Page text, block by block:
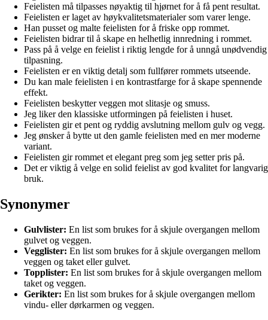
Feielisten må tilpasses nøyaktig til hjørnet for å få pent resultat.
Feielisten er laget av høykvalitetsmaterialer som varer lenge.
Han pusset og malte feielisten for å friske opp rommet.
Feielisten bidrar til å skape en helhetlig innredning i rommet.
Pass på å velge en feielist i riktig lengde for å unngå unødvendig
tilpasning.
Feielisten er en viktig detalj som fullfører rommets utseende.
Du kan male feielisten i en kontrastfarge for å skape spennende
effekt.
Feielisten beskytter veggen mot slitasje og smuss.
Jeg liker den klassiske utformingen på feielisten i huset.
Feielisten gir et pent og ryddig avslutning mellom gulv og vegg.
Jeg ønsker å bytte ut den gamle feielisten med en mer moderne
variant.
Feielisten gir rommet et elegant preg som jeg setter pris på.
Det er viktig å velge en solid feielist av god kvalitet for langvarig
bruk.
Synonymer
Gulvlister: En list som brukes for å skjule overgangen mellom
gulvet og veggen.
Vegglister: En list som brukes for å skjule overgangen mellom
veggen og taket eller gulvet.
Topplister: En list som brukes for å skjule overgangen mellom
taket og veggen.
Gerikter: En list som brukes for å skjule overgangen mellom
vindu- eller dørkarmen og veggen.